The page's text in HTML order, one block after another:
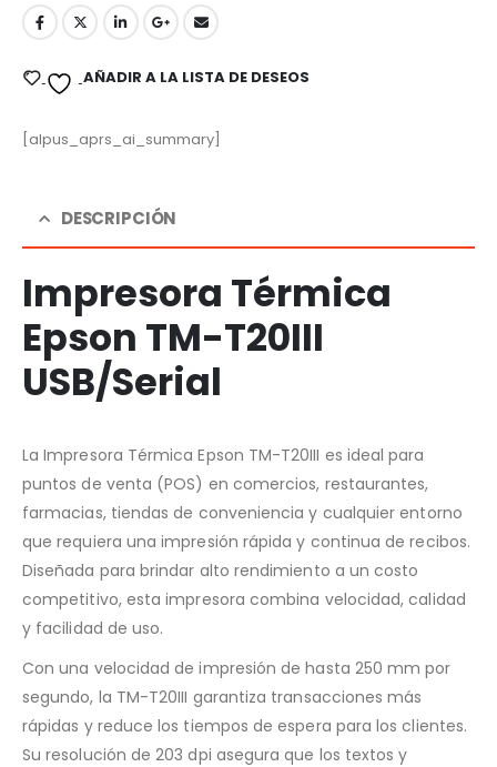
AÑADIR A LA LISTA DE DESEOS
[alpus_aprs_ai_summary]
DESCRIPCIÓN
Impresora Térmica
Epson TM-T20III
USB/Serial
La Impresora Térmica Epson TM-T20III es ideal para
puntos de venta (POS) en comercios, restaurantes,
farmacias, tiendas de conveniencia y cualquier entorno
que requiera una impresión rápida y continua de recibos.
Diseñada para brindar alto rendimiento a un costo
competitivo, esta impresora combina velocidad, calidad
y facilidad de uso.
Con una velocidad de impresión de hasta 250 mm por
segundo, la TM-T20III garantiza transacciones más
rápidas y reduce los tiempos de espera para los clientes.
Su resolución de 203 dpi asegura que los textos y